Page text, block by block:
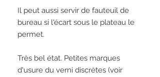
Il peut aussi servir de fauteuil de
bureau si l'écart sous le plateau le
permet.
Très bel état. Petites marques
d'usure du verni discrètes (voir